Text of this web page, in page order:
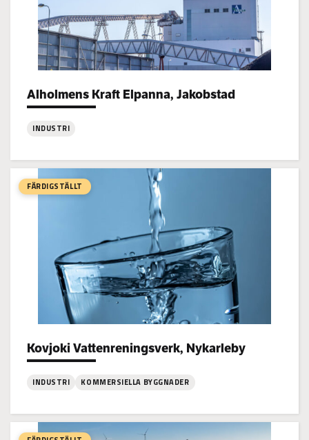
Alholmens Kraft Elpanna, Jakobstad
Project types:
INDUSTRI
Alholmens
Kraft
Elpanna,
FÄRDIGSTÄLLT
Kovjoki Vattenreningsverk, Nykarleby
Project types:
INDUSTRI KOMMERSIELLA BYGGNADER
Kovjoki